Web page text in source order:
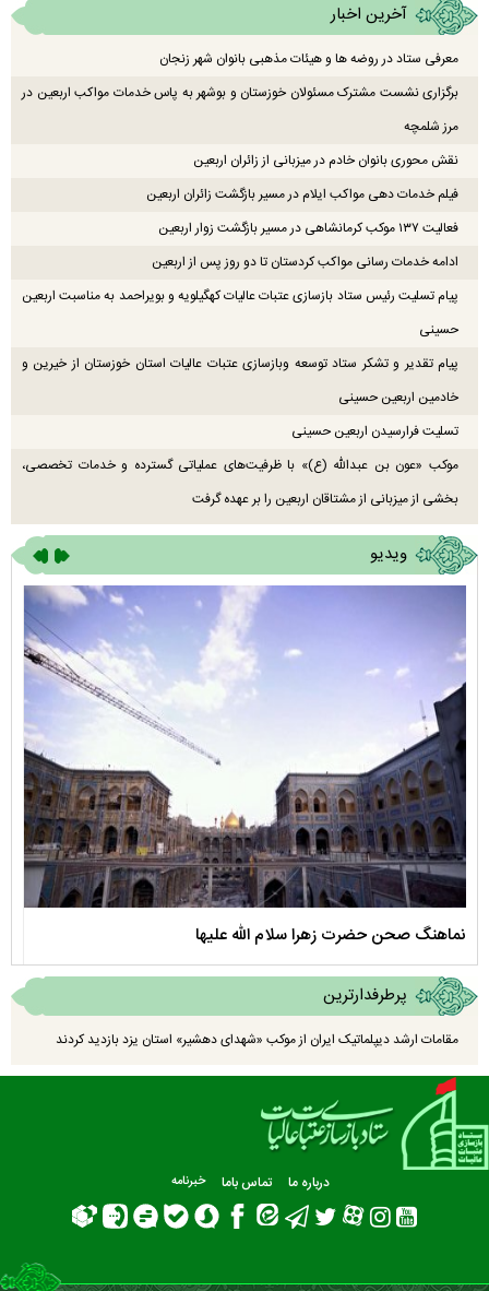
آخرین اخبار
معرفی ستاد در روضه ها و هیئات مذهبی بانوان شهر زنجان
برگزاری نشست مشترک مسئولان خوزستان و بوشهر به پاس خدمات مواکب اربعین در
مرز شلمچه
نقش محوری بانوان خادم در میزبانی از زائران اربعین
فیلم خدمات دهی مواکب ایلام در مسیر بازگشت زائران اربعین
فعالیت ۱۳۷ موکب کرمانشاهی در مسیر بازگشت زوار اربعین
ادامه خدمات رسانی مواکب کردستان تا دو روز پس از اربعین
پیام تسلیت رئیس ستاد بازسازی عتبات عالیات کهگیلویه و بویراحمد به مناسبت اربعین
حسینی
پیام تقدیر و تشکر ستاد توسعه وبازسازی عتبات عالیات استان خوزستان از خیرین و
خادمین اربعین حسینی
تسلیت فرارسیدن اربعین حسینی
موکب «عون بن عبدالله (ع)» با ظرفیت‌های عملیاتی گسترده و خدمات تخصصی،
بخشی از میزبانی از مشتاقان اربعین را بر عهده گرفت
ویدیو
نماهنگ صحن حضرت زهرا سلام الله علیها
پرطرفدارترین
مقامات ارشد دیپلماتیک ایران از موکب «شهدای دهشیر» استان یزد بازدید کردند
درباره ما تماس باما خبرنامه